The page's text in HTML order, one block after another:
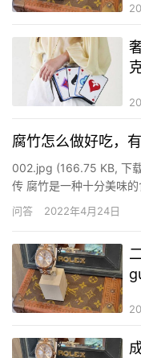
腐竹怎么做好吃，
002.jpg (166.75 KB, 下
传 腐竹是一种十分美味
一些腐竹，平常腐竹的制
够起到的功效效果不同，
问答 2022年4月24日